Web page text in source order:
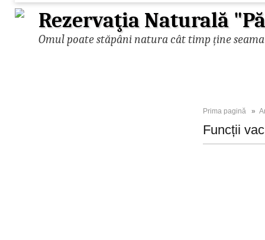
Rezervaţia Naturală
Omul poate stăpâni natura cât timp ține
Prima pagină »
Funcții